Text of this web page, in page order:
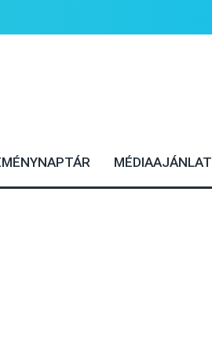
MÉDIAAJÁNLAT